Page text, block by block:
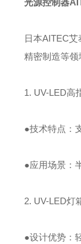
光源控制器
日本AITEC
精密制造等领
1. UV-LED高
●技术特点：
●应用场景：
2. UV-LED灯
●设计优势：